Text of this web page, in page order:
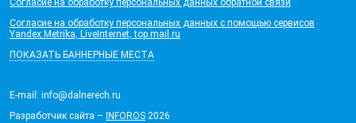
Согласие на обработку персональных данных обратной связи
Согласие на обработку персональных данных с помощью сервисов
Yandex.Metrika, LiveInternet, top.mail.ru
ПОКАЗАТЬ БАННЕРНЫЕ МЕСТА
E-mail: info@dalnerech.ru
Разработчик сайта –
INFOROS 2026